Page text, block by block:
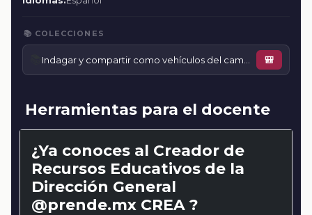
📚 COLECCIONES
🎒
Herramientas para el docente
¿Ya conoces al Creador de
Recursos Educativos de la
Dirección General
@prende.mx CREA ?